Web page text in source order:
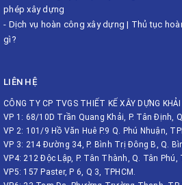
phép xây dựng
- Dịch vụ hoàn công xây dựng | Thủ tục
gì?
LIÊN HỆ
CÔNG TY CP TVGS THIẾT KẾ XÂY DỰNG
VP 1: 68/10D Trần Quang Khải, P. Tân Định,
VP 2: 101/9 Hồ Văn Huê P.9 Q. Phú Nhuận,
VP 3: 214 Đường 34, P. Bình Trị Đông B, Q.
VP4: 212 Độc Lập, P. Tân Thành, Q. Tân Phú,
VP5: 157 Paster, P 6, Q 3, TPHCM.